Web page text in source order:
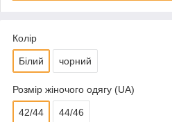
Колір
Білий чорний
Розмір жіночого одягу (UA)
42/44 44/46